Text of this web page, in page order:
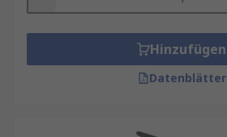
Hinzufügen
Datenblätter